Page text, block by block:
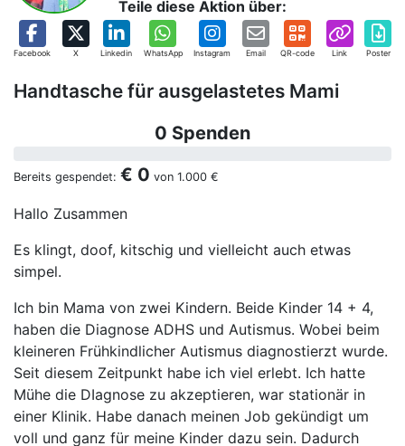
Teile diese Aktion über:
Facebook X Linkedin WhatsApp Instagram Email QR-code Link Poster
Handtasche für ausgelastetes Mami
0 Spenden
Bereits gespendet: € 0 von 1.000 €
Hallo Zusammen
Es klingt, doof, kitschig und vielleicht auch etwas
simpel.
Ich bin Mama von zwei Kindern. Beide Kinder 14 + 4,
haben die Diagnose ADHS und Autismus. Wobei beim
kleineren Frühkindlicher Autismus diagnostierzt wurde.
Seit diesem Zeitpunkt habe ich viel erlebt. Ich hatte
Mühe die DIagnose zu akzeptieren, war stationär in
einer Klinik. Habe danach meinen Job gekündigt um
voll und ganz für meine Kinder dazu sein. Dadurch